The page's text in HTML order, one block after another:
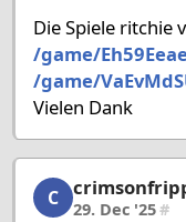
Die Spiele ritchie
/game/
/game/
Vielen Dank
crimsonfripp,
C 29. Dec '25#